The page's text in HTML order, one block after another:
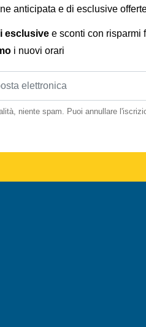
anticipata e di esclusive
esclusive e sconti con risparmi
i nuovi orari
niente spam. Puoi annullare